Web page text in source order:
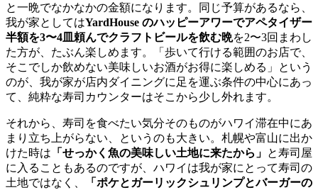
と一晩でなかなかの金額になります。同じ予算があるなら、
我が家としてはYardHouse のハッピーアワーでアペタイザー
半額を3〜4皿頼んでクラフトビールを飲む晩を2〜3回まわし
た方が、たぶん楽しめます。「歩いて行ける範囲のお店で、
そこでしか飲めない美味しいお酒がお得に楽しめる」という
のが、我が家が店内ダイニングに足を運ぶ条件の中心にあっ
て、純粋な寿司カウンターはそこから少し外れます。
それから、寿司を食べたい気分そのものがハワイ滞在中にあ
まり立ち上がらない、というのも大きい。札幌や富山に出か
けた時は 「せっかく魚の美味しい土地に来たから」 と寿司屋
に入ることもあるのですが、ハワイは我が家にとって寿司の
土地ではなく、
「ポケとガーリックシュリンプとバーガーの